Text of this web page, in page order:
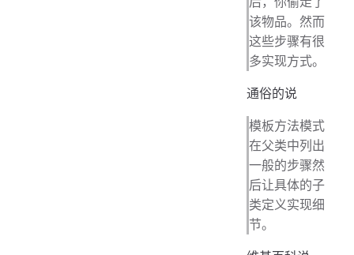
该物品。然而
这些步骤有很
多实现方式。
通俗的说
模板方法模式
在父类中列出
一般的步骤然
后让具体的子
类定义实现细
节。